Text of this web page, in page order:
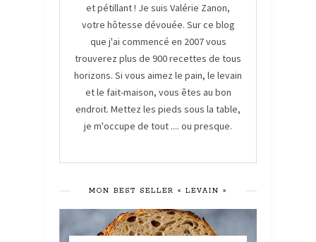
et pétillant ! Je suis Valérie Zanon,
votre hôtesse dévouée. Sur ce blog
que j'ai commencé en 2007 vous
trouverez plus de 900 recettes de tous
horizons. Si vous aimez le pain, le levain
et le fait-maison, vous êtes au bon
endroit. Mettez les pieds sous la table,
je m'occupe de tout .... ou presque.
MON BEST SELLER « LEVAIN »